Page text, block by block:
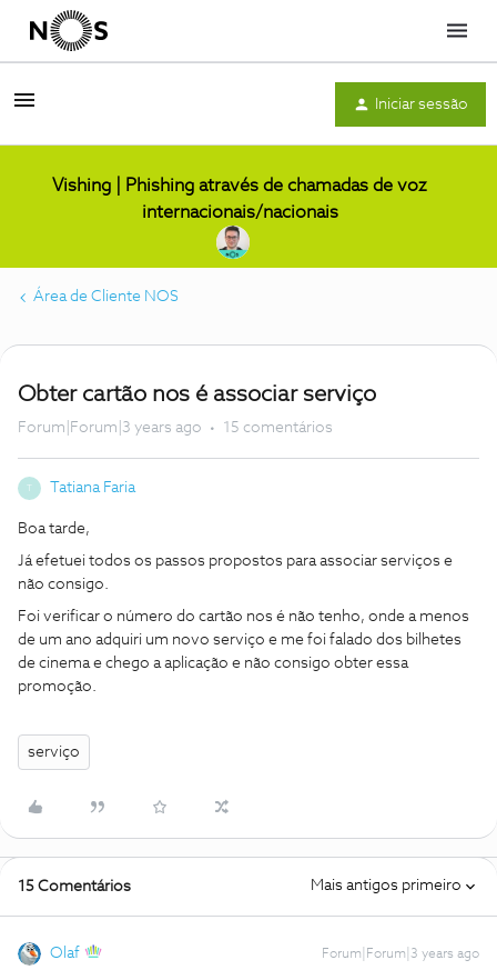
Menu
Iniciar sessão
Vishing | Phishing através de chamadas de voz
internacionais/nacionais
Área de Cliente NOS
Obter cartão nos é associar serviço
Forum|Forum|3 years ago 15 comentários
T Tatiana Faria
Boa tarde,
Já efetuei todos os passos propostos para associar serviços e
não consigo.
Foi verificar o número do cartão nos é não tenho, onde a menos
de um ano adquiri um novo serviço e me foi falado dos bilhetes
de cinema e chego a aplicação e não consigo obter essa
promoção.
serviço
15 Comentários Mais antigos primeiro
Olaf Forum|Forum|3 years ago